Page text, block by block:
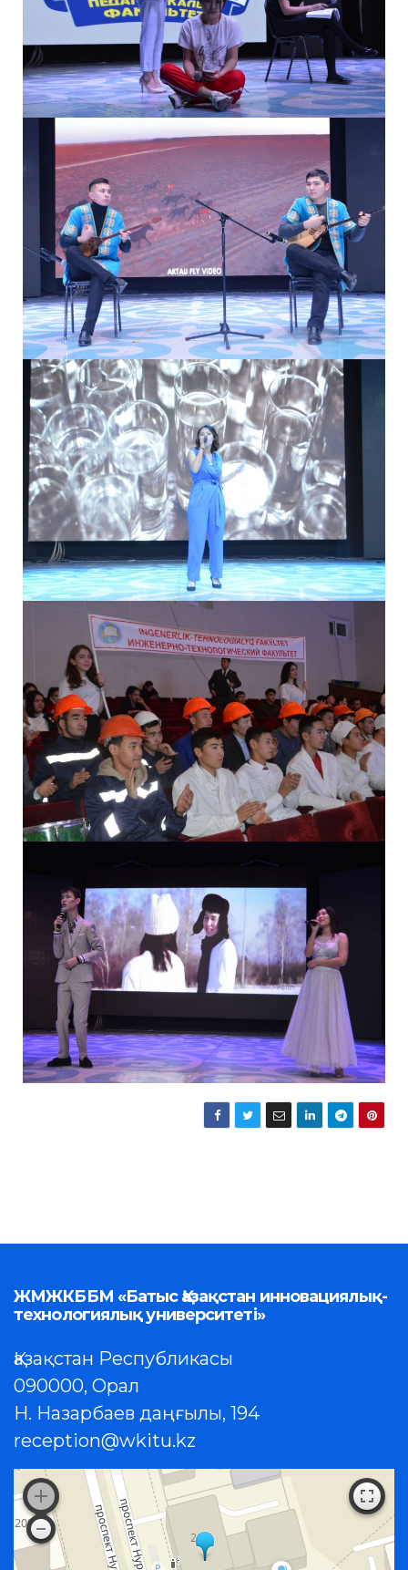
ЖМЖКББМ «Батыс Қазақстан инновациялық-
технологиялық университеті»
Қазақстан Республикасы
090000, Орал
Н. Назарбаев даңғылы, 194
reception@wkitu.kz